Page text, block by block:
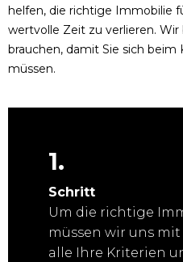
helfen, die richtige Immobilie
wertvolle Zeit zu verlieren. Wir
brauchen, damit Sie sich
müssen.
1.
Schritt
Um die richtige
müssen wir uns
alle Ihre Kriterien